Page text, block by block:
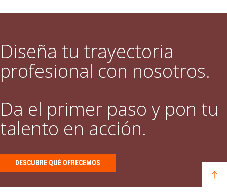
Diseña tu trayectoria
profesional con nosotros.
Da el primer paso y pon tu
talento en acción.
DESCUBRE QUÉ OFRECEMOS